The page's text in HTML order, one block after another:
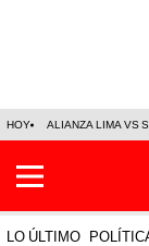
HOY ALIANZA LIMA VS
LO ÚLTIMO